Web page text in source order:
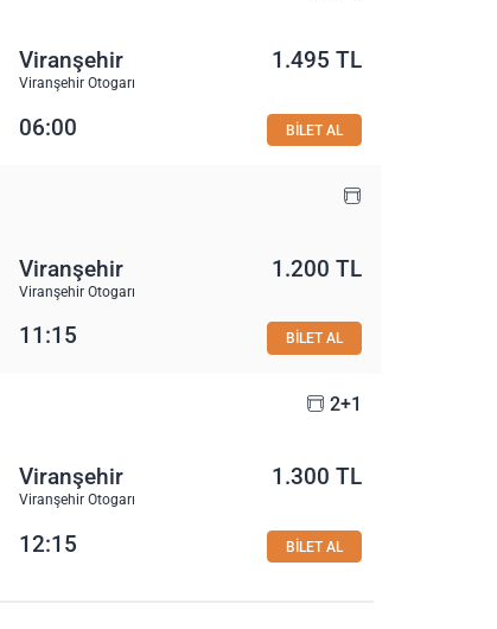
Viranşehir
Viranşehir Otogarı
1.495 TL
06:00 BİLET AL
Viranşehir
Viranşehir Otogarı
1.200 TL
11:15 BİLET AL
2+1
Viranşehir
Viranşehir Otogarı
1.300 TL
12:15 BİLET AL